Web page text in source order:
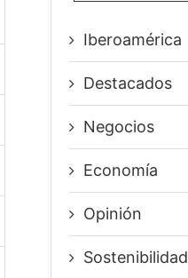
Iberoamérica
Destacados
Negocios
Economía
Opinión
Sostenibilidad